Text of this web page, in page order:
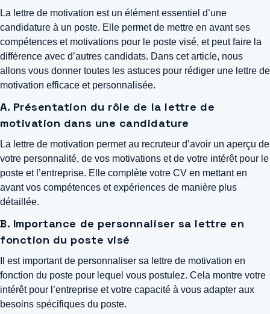
La lettre de motivation est un élément essentiel d’une
candidature à un poste. Elle permet de mettre en avant ses
compétences et motivations pour le poste visé, et peut faire la
différence avec d’autres candidats. Dans cet article, nous
allons vous donner toutes les astuces pour rédiger une lettre de
motivation efficace et personnalisée.
A. Présentation du rôle de la lettre de
motivation dans une candidature
La lettre de motivation permet au recruteur d’avoir un aperçu de
votre personnalité, de vos motivations et de votre intérêt pour le
poste et l’entreprise. Elle complète votre CV en mettant en
avant vos compétences et expériences de manière plus
détaillée.
B. Importance de personnaliser sa lettre en
fonction du poste visé
Il est important de personnaliser sa lettre de motivation en
fonction du poste pour lequel vous postulez. Cela montre votre
intérêt pour l’entreprise et votre capacité à vous adapter aux
besoins spécifiques du poste.